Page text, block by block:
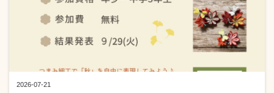
2026-07-21